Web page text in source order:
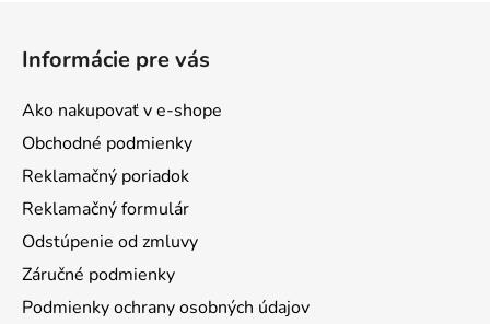
Informácie pre vás
Ako nakupovať v e-shope
Obchodné podmienky
Reklamačný poriadok
Reklamačný formulár
Odstúpenie od zmluvy
Záručné podmienky
Podmienky ochrany osobných údajov